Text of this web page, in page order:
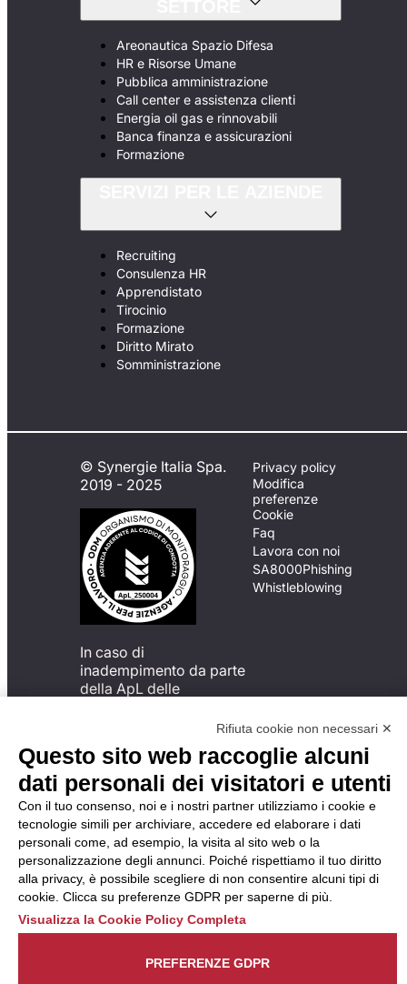
Areonautica Spazio Difesa
HR e Risorse Umane
Pubblica amministrazione
Call center e assistenza clienti
Energia oil gas e rinnovabili
Banca finanza e assicurazioni
Formazione
Recruiting
Consulenza HR
Apprendistato
Tirocinio
Formazione
Diritto Mirato
Somministrazione
© Synergie Italia Spa.
2019 - 2025
In caso di
inadempimento da parte
della ApL delle
del Codice di Condotta, è
possibile presentare un
reclamo
all’Organismo di
Monitoraggio utilizzando
una delle modalità
descritte al seguente
indirizzo web
https://odm-
agenzielavoro.it/reclami/ .
Privacy policy
Modifica
preferenze
Cookie
Faq
Lavora con noi
SA8000Phishing
Whistleblowing
Rifiuta cookie non necessari ✕
Questo sito web raccoglie alcuni
dati personali dei visitatori e utenti
Con il tuo consenso, noi e i nostri partner utilizziamo i cookie e
tecnologie simili per archiviare, accedere ed elaborare i dati
personali come, ad esempio, la visita al sito web o la
personalizzazione degli annunci. Poiché rispettiamo il tuo diritto
alla privacy, è possibile scegliere di non consentire alcuni tipi di
cookie. Clicca su preferenze GDPR per saperne di più.
Visualizza la Cookie Policy Completa
PREFERENZE GDPR